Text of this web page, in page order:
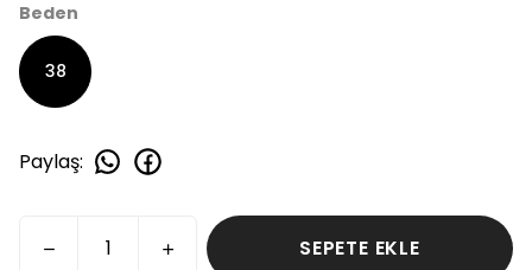
Beden
38
Paylaş:
SEPETE EKLE